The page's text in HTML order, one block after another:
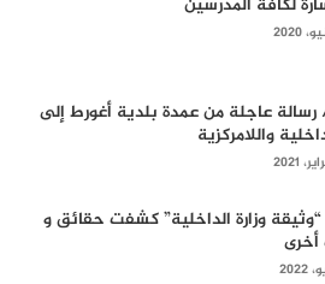
لكافة المدرسين
عاجلة من عمدة بلدية أغورط إلى
واللامركزية
وزارة الداخلية” كشفت حقائق و